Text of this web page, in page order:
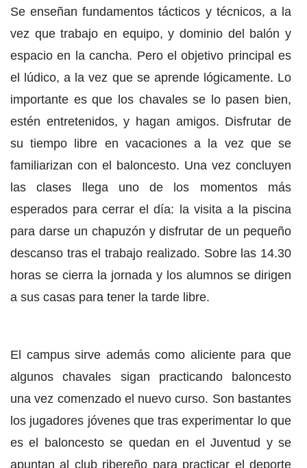
Se enseñan fundamentos tácticos y técnicos, a la
vez que trabajo en equipo, y dominio del balón y
espacio en la cancha. Pero el objetivo principal es
el lúdico, a la vez que se aprende lógicamente. Lo
importante es que los chavales se lo pasen bien,
estén entretenidos, y hagan amigos. Disfrutar de
su tiempo libre en vacaciones a la vez que se
familiarizan con el baloncesto. Una vez concluyen
las clases llega uno de los momentos más
esperados para cerrar el día: la visita a la piscina
para darse un chapuzón y disfrutar de un pequeño
descanso tras el trabajo realizado. Sobre las 14.30
horas se cierra la jornada y los alumnos se dirigen
a sus casas para tener la tarde libre.
El campus sirve además como aliciente para que
algunos chavales sigan practicando baloncesto
una vez comenzado el nuevo curso. Son bastantes
los jugadores jóvenes que tras experimentar lo que
es el baloncesto se quedan en el Juventud y se
apuntan al club ribereño para practicar el deporte